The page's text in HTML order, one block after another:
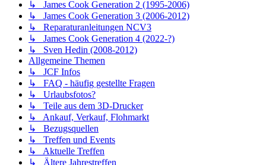
↳ James Cook Generation 2 (1995-2006)
↳ James Cook Generation 3 (2006-2012)
↳ Reparaturanleitungen NCV3
↳ James Cook Generation 4 (2022-?)
↳ Sven Hedin (2008-2012)
Allgemeine Themen
↳ JCF Infos
↳ FAQ - häufig gestellte Fragen
↳ Urlaubsfotos?
↳ Teile aus dem 3D-Drucker
↳ Ankauf, Verkauf, Flohmarkt
↳ Bezugsquellen
↳ Treffen und Events
↳ Aktuelle Treffen
↳ Ältere Jahrestreffen